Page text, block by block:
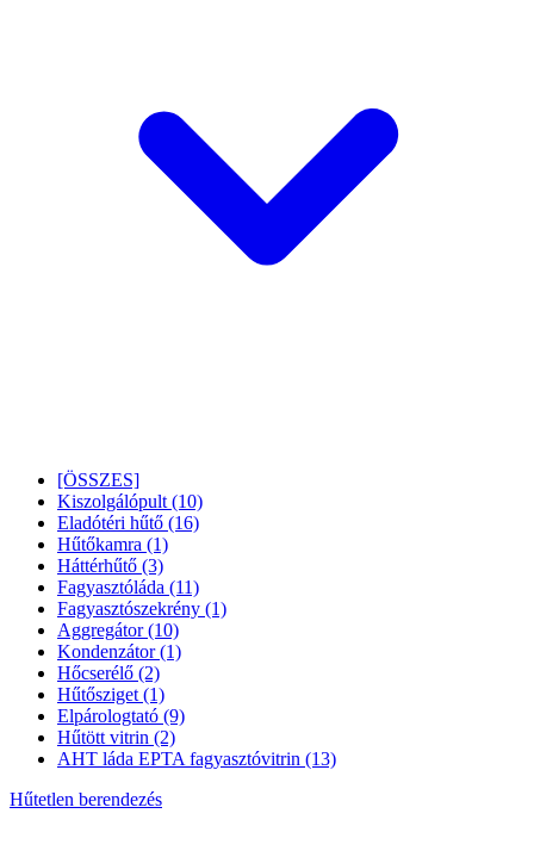
[ÖSSZES]
Kiszolgálópult (10)
Eladótéri hűtő (16)
Hűtőkamra (1)
Háttérhűtő (3)
Fagyasztóláda (11)
Fagyasztószekrény (1)
Aggregátor (10)
Kondenzátor (1)
Hőcserélő (2)
Hűtősziget (1)
Elpárologtató (9)
Hűtött vitrin (2)
AHT láda EPTA fagyasztóvitrin (13)
Hűtetlen berendezés